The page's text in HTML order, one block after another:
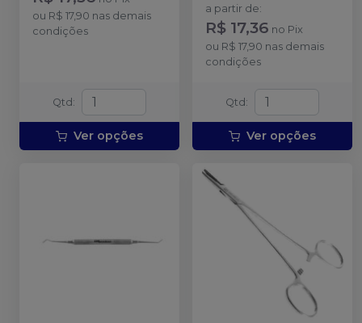
ou R$ 17,90 nas demais
condições
Qtd :
Ver opções
a partir de:
R$ 17,36 no Pix
ou R$ 17,90 nas demais
condições
Qtd :
Ver opções